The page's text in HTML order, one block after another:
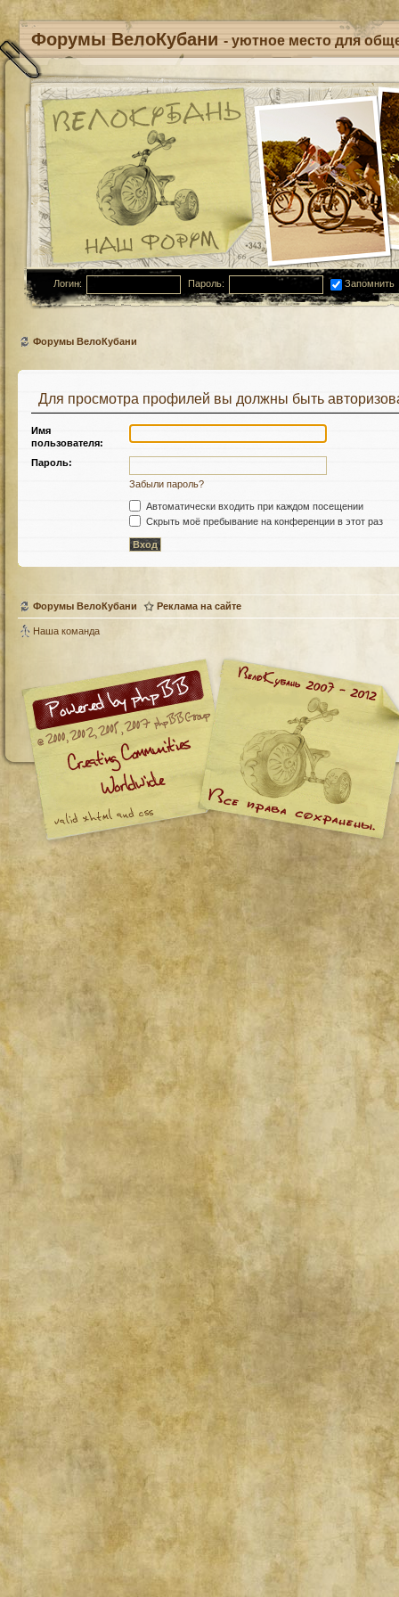
Форумы ВелоКубани - уютное место для
Логин: Пароль: Запомнить
Форумы ВелоКубани
Для просмотра профилей вы должны быть
Имя
пользователя:
Пароль:
Забыли пароль?
Автоматически входить при каждом посещении
Скрыть моё пребывание на конференции в этот раз
Форумы ВелоКубани Реклама на сайте
Наша команда